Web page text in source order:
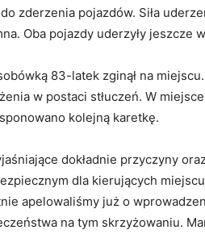
zderzenia pojazdów. Siła
Oba pojazdy uderzyły jeszcze
83-latek zginął na
w postaci stłuczeń. W
kolejną karetkę.
dokładnie przyczyny
dla kierujących
apelowaliśmy już o
na tym skrzyżowaniu.